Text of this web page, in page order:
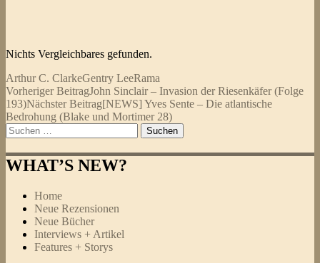
Nichts Vergleichbares gefunden.
Arthur C. ClarkeGentry LeeRama
Beitragsnavigation
Vorheriger BeitragJohn Sinclair – Invasion der Riesenkäfer (Folge
193)Nächster Beitrag[NEWS] Yves Sente – Die atlantische
Bedrohung (Blake und Mortimer 28)
Suchen
nach:
WHAT’S NEW?
Home
Neue Rezensionen
Neue Bücher
Interviews + Artikel
Features + Storys